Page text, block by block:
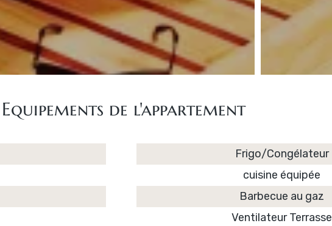
Equipements de l'appartement
Frigo/Congélateur
cuisine équipée
Barbecue au gaz
Ventilateur Terrasse